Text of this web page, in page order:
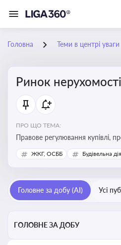
Головна Теми в центрі уваги
Ринок нерухомості
ПРО ЩО ТЕМА:
Правове регулювання купівлі,
управління нерухомістю, що є
інвесторів, забудовників і
ЖКГ, ОСББ Будівельна
Головне за добу (AI) Усі
ГОЛОВНЕ ЗА ДОБУ